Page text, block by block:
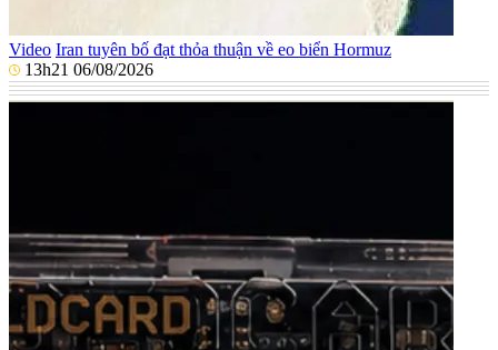
Video Iran tuyên bố đạt thỏa thuận về eo biển Hormuz
13h21 06/08/2026